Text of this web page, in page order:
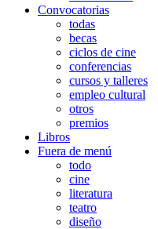
Convocatorias
todas
becas
ciclos de cine
conferencias
cursos y talleres
empleo cultural
otros
premios
Libros
Fuera de menú
todo
cine
literatura
teatro
diseño